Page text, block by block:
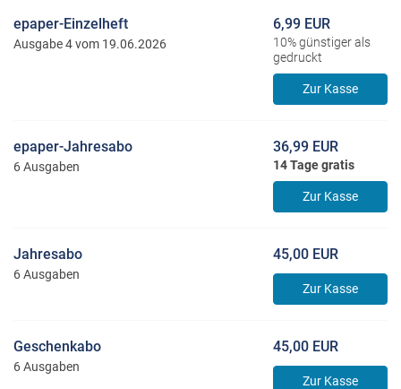
epaper-Einzelheft
Ausgabe 4 vom 19.06.2026
6,99 EUR
10% günstiger als
gedruckt
Zur Kasse
epaper-Jahresabo
6 Ausgaben
36,99 EUR
14 Tage gratis
Zur Kasse
Jahresabo
6 Ausgaben
45,00 EUR
Zur Kasse
Geschenkabo
6 Ausgaben
45,00 EUR
Zur Kasse